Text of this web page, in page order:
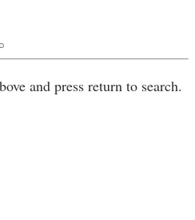
and press return to search.